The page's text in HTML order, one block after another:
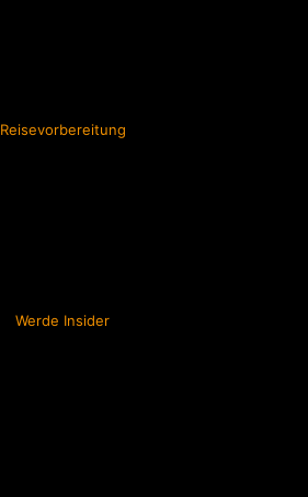
Reisevorbereitung
Werde Insider